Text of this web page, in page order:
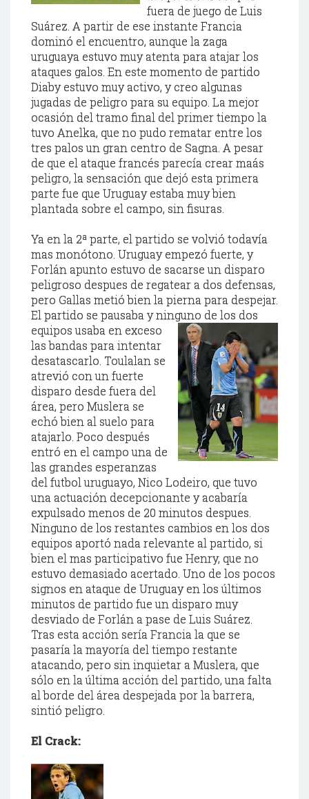
fuera de juego de Luis
Suárez. A partir de ese instante Francia
dominó el encuentro, aunque la zaga
uruguaya estuvo muy atenta para atajar los
ataques galos. En este momento de partido
Diaby estuvo muy activo, y creo algunas
jugadas de peligro para su equipo. La mejor
ocasión del tramo final del primer tiempo la
tuvo Anelka, que no pudo rematar entre los
tres palos un gran centro de Sagna. A pesar
de que el ataque francés parecía crear maás
peligro, la sensación que dejó esta primera
parte fue que Uruguay estaba muy bien
plantada sobre el campo, sin fisuras.
Ya en la 2ª parte, el partido se volvió todavía
mas monótono. Uruguay empezó fuerte, y
Forlán apunto estuvo de sacarse un disparo
peligroso despues de regatear a dos defensas,
pero Gallas metió bien la pierna para despejar.
El partido se pausaba y ninguno de los dos
equipos usaba en exceso
las bandas para intentar
desatascarlo. Toulalan se
atrevió con un fuerte
disparo desde fuera del
área, pero Muslera se
echó bien al suelo para
atajarlo. Poco después
entró en el campo una de
las grandes esperanzas
del futbol uruguayo, Nico Lodeiro, que tuvo
una actuación decepcionante y acabaría
expulsado menos de 20 minutos despues.
Ninguno de los restantes cambios en los dos
equipos aportó nada relevante al partido, si
bien el mas participativo fue Henry, que no
estuvo demasiado acertado. Uno de los pocos
signos en ataque de Uruguay en los últimos
minutos de partido fue un disparo muy
desviado de Forlán a pase de Luis Suárez.
Tras esta acción sería Francia la que se
pasaría la mayoría del tiempo restante
atacando, pero sin inquietar a Muslera, que
sólo en la última acción del partido, una falta
al borde del área despejada por la barrera,
sintió peligro.
El Crack: